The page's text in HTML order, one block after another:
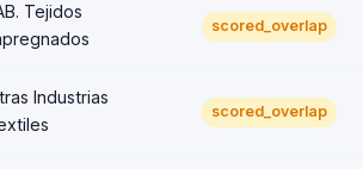
Tejidos
scored_overlap
Industrias
scored_overlap